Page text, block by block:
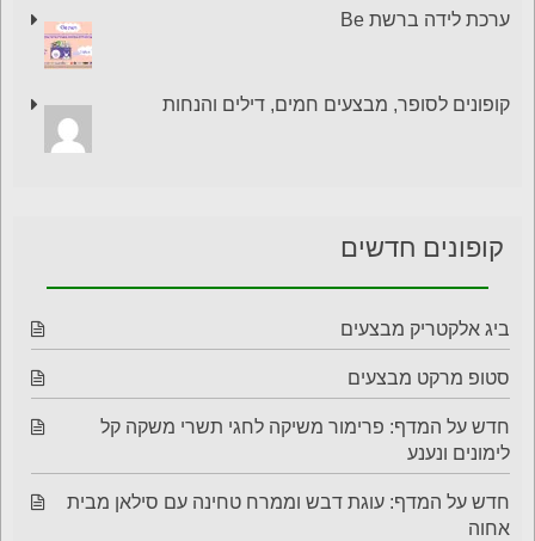
ערכת לידה ברשת Be
קופונים לסופר, מבצעים חמים, דילים והנחות
קופונים חדשים
ביג אלקטריק מבצעים
סטופ מרקט מבצעים
חדש על המדף: פרימור משיקה לחגי תשרי משקה קל
לימונים ונענע
חדש על המדף: עוגת דבש וממרח טחינה עם סילאן מבית
אחוה